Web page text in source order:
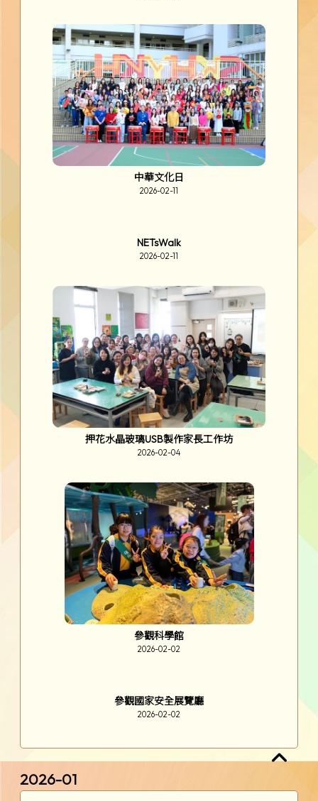
「邊學、邊畫」海洋公園繪畫比賽
2026-03-17
油基JOY種計劃 - 第二階段收成日
幻彩心靈圖卡
2026-03-12
2026-03-10